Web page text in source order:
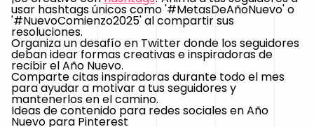
usar hashtags únicos como'#MetasDeAñoNuevo'o
'#NuevoComienzo2025'al compartir sus
resoluciones.
Organiza un desafío en Twitter donde los seguidores
deban idear formas creativas e inspiradoras de
recibir el Año Nuevo.
Comparte citas inspiradoras durante todo el mes
para ayudar a motivar a tus seguidores y
mantenerlos en el camino.
Ideas de contenido para redes sociales en Año
Nuevo para Pinterest